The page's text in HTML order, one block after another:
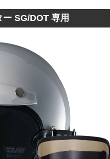
SG/DOT 専用